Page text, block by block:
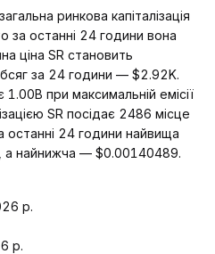
ринкова капіталізація
за останні 24 години вона
ціна SR становить
за 24 години — $2.92K.
1.00B при максимальній емісії
SR посідає 2486 місце
останні 24 години найвища
а найнижча — $0.00140489.
р.
р.